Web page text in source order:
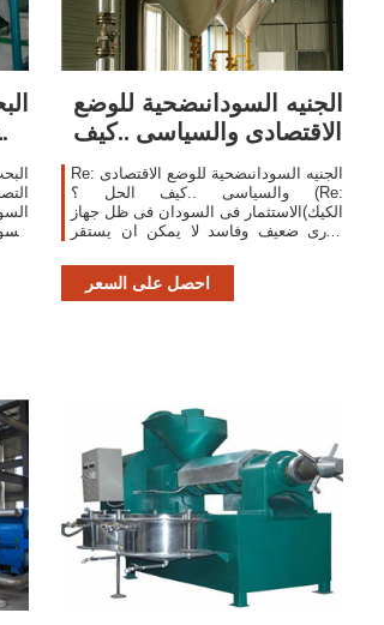
الجنيه السودانىضحية للوضع
الاقتصادى والسياسى ..كيف
Re: الجنيه السودانىضحية للوضع الاقتصادى
والسياسى ..كيف الحل ؟ (Re:
الكيك)الاستثمار فى السودان فى ظل جهاز
ادارى ضعيف وفاسد لا يمكن ان يستقر
ليكون تحت رحمة موظفين وسماسرة
ووزراء كل
احصل على السعر